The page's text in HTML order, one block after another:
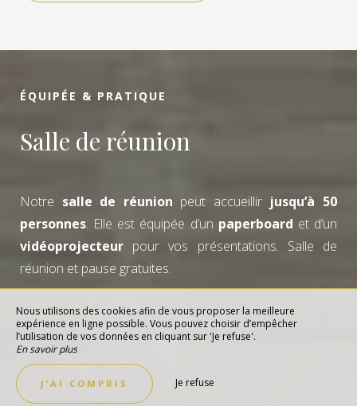
ÉQUIPÉE & PRATIQUE
Salle de réunion
Notre salle de réunion peut accueillir jusqu’à 50
personnes. Elle est équipée d’un paperboard et d’un
vidéoprojecteur pour vos présentations. Salle de
réunion et pause gratuites.
Nous utilisons des cookies afin de vous proposer la meilleure
expérience en ligne possible. Vous pouvez choisir d’empêcher
l’utilisation de vos données en cliquant sur 'Je refuse'.
En savoir plus
J’AI COMPRIS Je refuse